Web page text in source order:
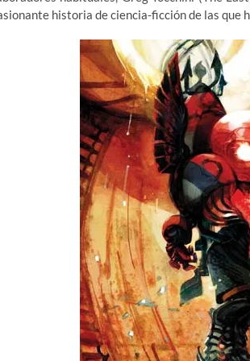
historia de ciencia-ficción de las que